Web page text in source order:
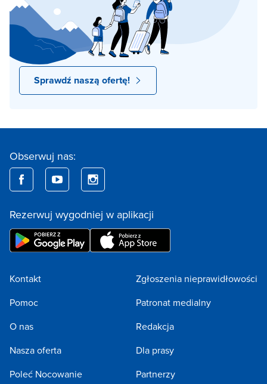
Sprawdź naszą ofertę!
Obserwuj nas:
Rezerwuj wygodniej w aplikacji
Kontakt
Pomoc
O nas
Nasza oferta
Poleć Nocowanie
Zgłoszenia nieprawidłowości
Patronat medialny
Redakcja
Dla prasy
Partnerzy